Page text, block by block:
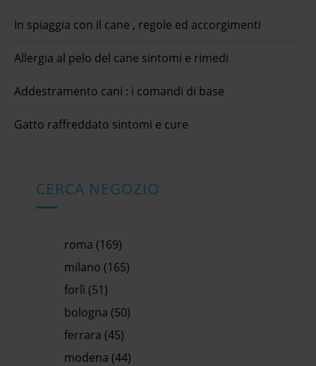
In spiaggia con il cane , regole ed accorgimenti
Allergia al pelo del cane sintomi e rimedi
Addestramento cani : i comandi di base
Gatto raffreddato sintomi e cure
CERCA NEGOZIO
roma (169)
milano (165)
forlì (51)
bologna (50)
ferrara (45)
modena (44)